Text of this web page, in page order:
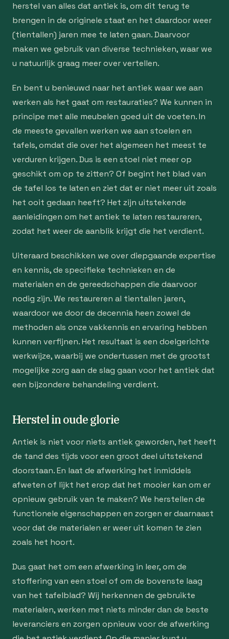
herstel van alles dat antiek is, om dit terug te
brengen in de originele staat en het daardoor weer
(tientallen) jaren mee te laten gaan. Daarvoor
maken we gebruik van diverse technieken, waar we
u natuurlijk graag meer over vertellen.
En bent u benieuwd naar het antiek waar we aan
werken als het gaat om restauraties? We kunnen in
principe met alle meubelen goed uit de voeten. In
de meeste gevallen werken we aan stoelen en
tafels, omdat die over het algemeen het meest te
verduren krijgen. Dus is een stoel niet meer op
geschikt om op te zitten? Of begint het blad van
de tafel los te laten en ziet dat er niet meer uit zoals
het ooit gedaan heeft? Het zijn uitstekende
aanleidingen om het antiek te laten restaureren,
zodat het weer de aanblik krijgt die het verdient.
Uiteraard beschikken we over diepgaande expertise
en kennis, de specifieke technieken en de
materialen en de gereedschappen die daarvoor
nodig zijn. We restaureren al tientallen jaren,
waardoor we door de decennia heen zowel de
methoden als onze vakkennis en ervaring hebben
kunnen verfijnen. Het resultaat is een doelgerichte
werkwijze, waarbij we ondertussen met de grootst
mogelijke zorg aan de slag gaan voor het antiek dat
een bijzondere behandeling verdient.
Herstel in oude glorie
Antiek is niet voor niets antiek geworden, het heeft
de tand des tijds voor een groot deel uitstekend
doorstaan. En laat de afwerking het inmiddels
afweten of lijkt het erop dat het mooier kan om er
opnieuw gebruik van te maken? We herstellen de
functionele eigenschappen en zorgen er daarnaast
voor dat de materialen er weer uit komen te zien
zoals het hoort.
Dus gaat het om een afwerking in leer, om de
stoffering van een stoel of om de bovenste laag
van het tafelblad? Wij herkennen de gebruikte
materialen, werken met niets minder dan de beste
leveranciers en zorgen opnieuw voor de afwerking